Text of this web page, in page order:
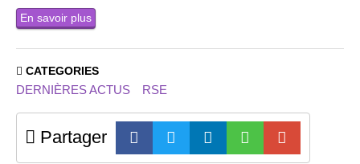
En savoir plus
CATEGORIES
DERNIÈRES ACTUS RSE
Partager